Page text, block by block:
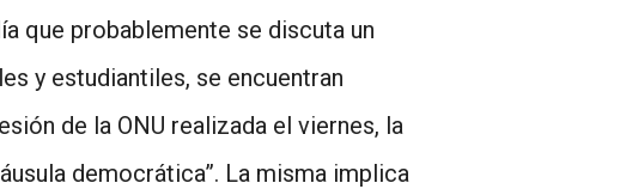
que probablemente se discuta un
y estudiantiles, se encuentran
de la ONU realizada el viernes, la
democrática”. La misma implica